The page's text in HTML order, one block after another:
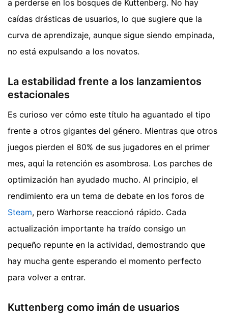
a perderse en los bosques de Kuttenberg. No hay
caídas drásticas de usuarios, lo que sugiere que la
curva de aprendizaje, aunque sigue siendo empinada,
no está expulsando a los novatos.
La estabilidad frente a los lanzamientos
estacionales
Es curioso ver cómo este título ha aguantado el tipo
frente a otros gigantes del género. Mientras que otros
juegos pierden el 80% de sus jugadores en el primer
mes, aquí la retención es asombrosa. Los parches de
optimización han ayudado mucho. Al principio, el
rendimiento era un tema de debate en los foros de
Steam, pero Warhorse reaccionó rápido. Cada
actualización importante ha traído consigo un
pequeño repunte en la actividad, demostrando que
hay mucha gente esperando el momento perfecto
para volver a entrar.
Kuttenberg como imán de usuarios